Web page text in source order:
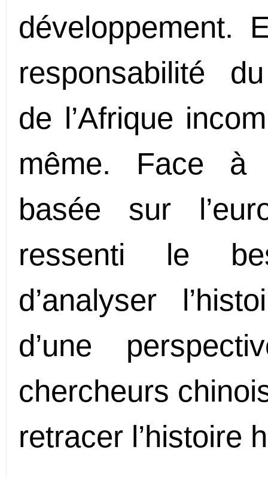
développement.
responsabilité
de l’Afrique
même. Face à
basée sur
ressenti le
d’analyser
d’une
chercheurs
retracer l’histoire